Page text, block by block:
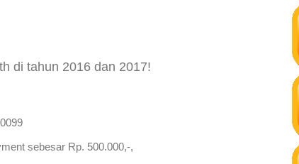
di tahun 2016 dan 2017!
sebesar Rp. 500.000,-,